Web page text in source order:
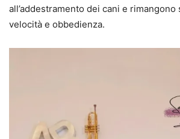
all’addestramento dei cani e
velocità e obbedienza.